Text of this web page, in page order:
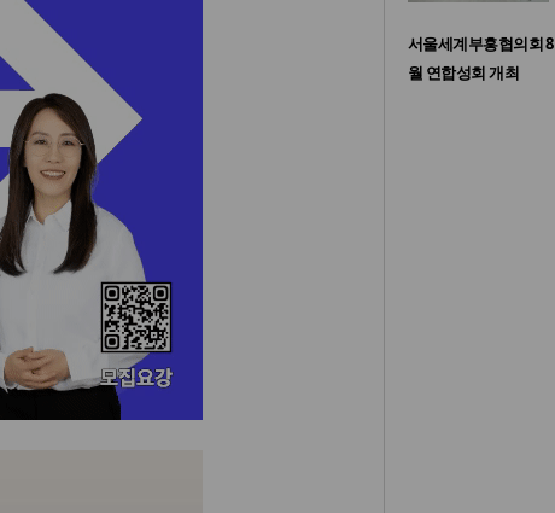
서울세계부흥협의회 8
월 연합성회 개최